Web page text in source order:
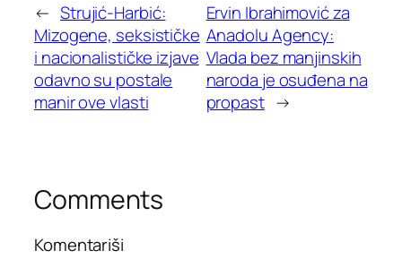
← Strujić-Harbić:
Mizogene, seksističke
i nacionalističke izjave
odavno su postale
manir ove vlasti
Ervin Ibrahimović za
Anadolu Agency:
Vlada bez manjinskih
naroda je osuđena na
propast →
Comments
Komentariši